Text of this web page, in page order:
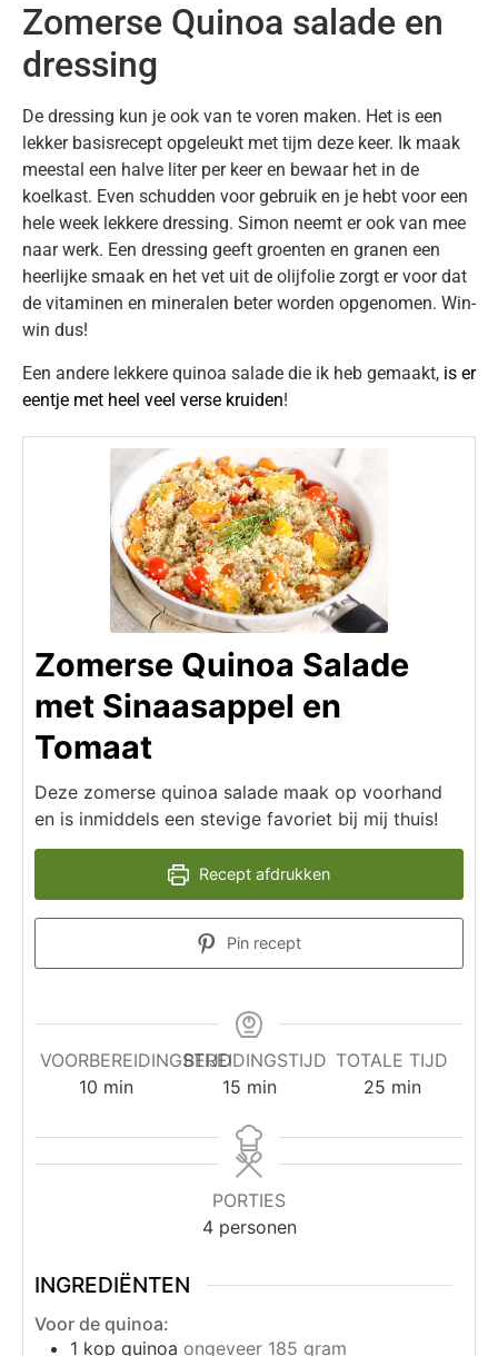
Zomerse Quinoa salade en
dressing
De dressing kun je ook van te voren maken. Het is een
lekker basisrecept opgeleukt met tijm deze keer. Ik maak
meestal een halve liter per keer en bewaar het in de
koelkast. Even schudden voor gebruik en je hebt voor een
hele week lekkere dressing. Simon neemt er ook van mee
naar werk. Een dressing geeft groenten en granen een
heerlijke smaak en het vet uit de olijfolie zorgt er voor dat
de vitaminen en mineralen beter worden opgenomen. Win-
win dus!
Een andere lekkere quinoa salade die ik heb gemaakt, is er
eentje met heel veel verse kruiden!
Zomerse Quinoa Salade
met Sinaasappel en
Tomaat
Deze zomerse quinoa salade maak op voorhand
en is inmiddels een stevige favoriet bij mij thuis!
Recept afdrukken
Pin recept
VOORBEREIDINGSTIJD
10 min
BEREIDINGSTIJD
15 min
TOTALE TIJD
25 min
PORTIES
4 personen
INGREDIËNTEN
Voor de quinoa:
1 kop quinoa ongeveer 185 gram